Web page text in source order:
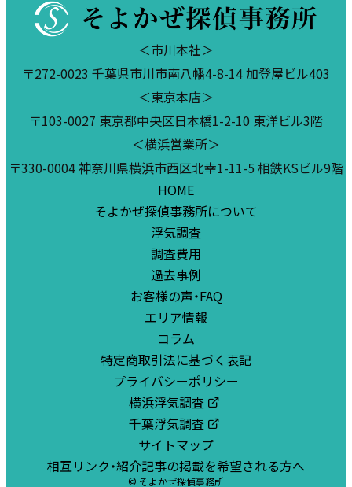
＜市川本社＞
〒272-0023 千葉県市川市南八幡4-8-14 加登屋ビル403
＜東京本店＞
〒103-0027 東京都中央区日本橋1-2-10 東洋ビル3階
＜横浜営業所＞
〒330-0004 神奈川県横浜市西区北幸1-11-5 相鉄KSビル9階
HOME
そよかぜ探偵事務所について
浮気調査
調査費用
過去事例
お客様の声・FAQ
エリア情報
コラム
特定商取引法に基づく表記
プライバシーポリシー
横浜浮気調査
千葉浮気調査
サイトマップ
相互リンク・紹介記事の掲載を希望される方へ
© そよかぜ探偵事務所